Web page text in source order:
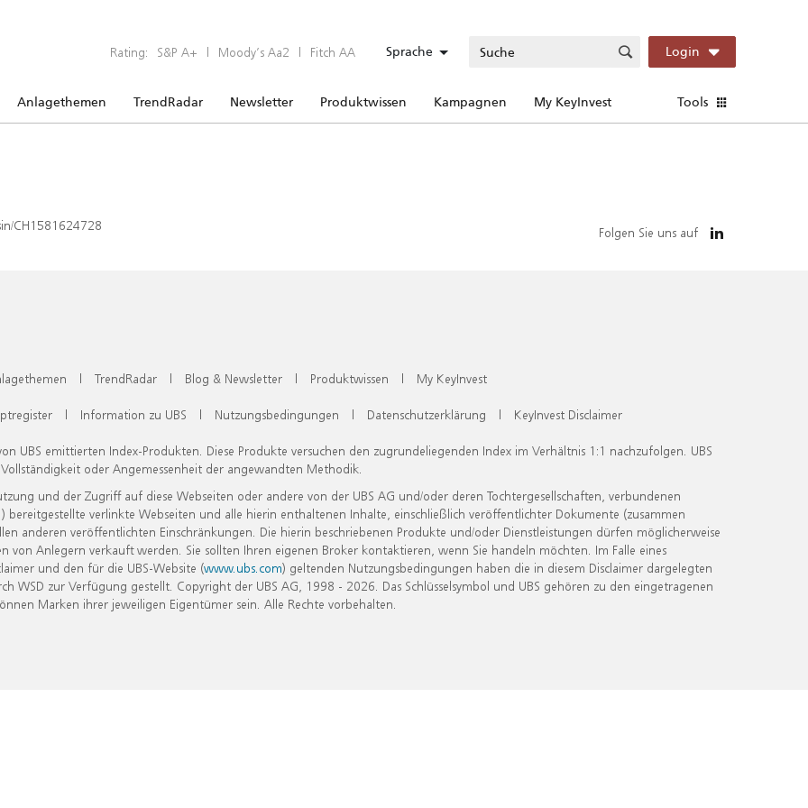
Rating: S&P A+ | Moody’s Aa2 | Fitch AA Sprache Login
Anlagethemen TrendRadar Newsletter Produktwissen Kampagnen My KeyInvest Tools
CH1581624728 Folgen Sie uns auf
| TrendRadar | Blog & Newsletter | Produktwissen | My KeyInvest
| Information zu UBS | Nutzungsbedingungen | Datenschutzerklärung | KeyInvest Disclaimer
UBS emittierten Index-Produkten. Diese Produkte versuchen den zugrundeliegenden Index im Verhältnis 1:1 nachzufolgen. UBS
oder Angemessenheit der angewandten Methodik.
und der Zugriff auf diese Webseiten oder andere von der UBS AG und/oder deren Tochtergesellschaften, verbundenen
verlinkte Webseiten und alle hierin enthaltenen Inhalte, einschließlich veröffentlichter Dokumente (zusammen
anderen veröffentlichten Einschränkungen. Die hierin beschriebenen Produkte und/oder Dienstleistungen dürfen möglicherweise
Anlegern verkauft werden. Sie sollten Ihren eigenen Broker kontaktieren, wenn Sie handeln möchten. Im Falle eines
und den für die UBS-Website (www.ubs.com) geltenden Nutzungsbedingungen haben die in diesem Disclaimer dargelegten
zur Verfügung gestellt. Copyright der UBS AG, 1998 - 2026. Das Schlüsselsymbol und UBS gehören zu den eingetragenen
Marken ihrer jeweiligen Eigentümer sein. Alle Rechte vorbehalten.